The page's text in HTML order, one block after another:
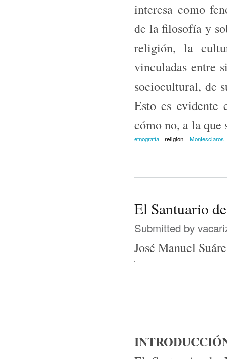
interesa como
de la filosofía y
religión, la
vinculadas entre
sociocultural, de
Esto es evidente
cómo no, a la que
etnografía religión Montesclaros
El Santuario
Submitted by
José Manuel